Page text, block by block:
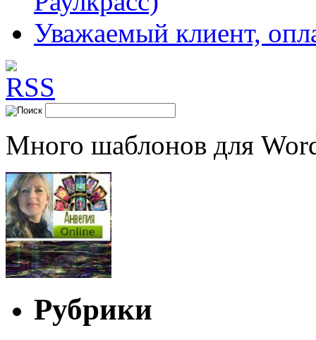
Уважаемый клиент,
Много шаблонов для
Рубрики